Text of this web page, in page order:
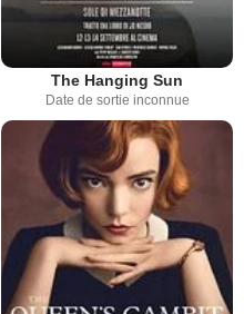
The Hanging Sun
Date de sortie inconnue